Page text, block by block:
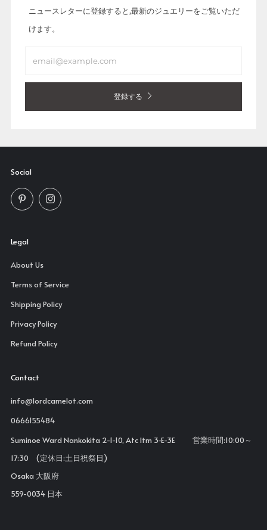
ニュースレターに登録すると,最新のジュエリーをご覧いただ
けます。
登録する
Social
PinterestInstagram
Legal
About Us
Terms of Service
Shipping Policy
Privacy Policy
Refund Policy
Contact
info@lordcamelot.com
0666155484
Suminoe Ward Nankokita 2-1-10, Atc Itm 3-E-3E 営業時間:10:00～
17:30 (定休日:土日祝祭日)
Osaka 大阪府
559-0034 日本